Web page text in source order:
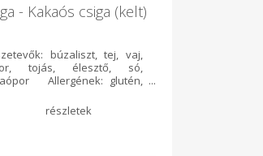
- Kakaós csiga (kelt)
búzaliszt, tej, vaj,
tojás, élesztő, só,
Allergének: glutén,
készül, ahol glutént
gabonákat, tejet,